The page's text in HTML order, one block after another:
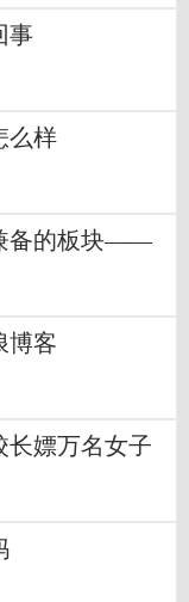
事
么样
备的板块——
博客
长嫖万名女子